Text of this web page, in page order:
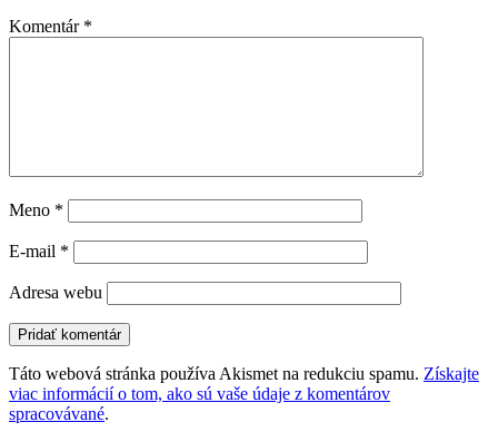
Komentár *
Meno *
E-mail *
Adresa webu
Táto webová stránka používa Akismet na redukciu spamu. Získajte
viac informácií o tom, ako sú vaše údaje z komentárov
spracovávané.